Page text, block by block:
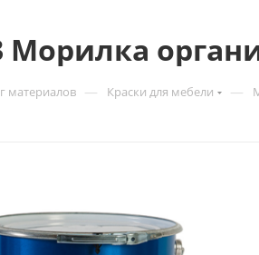
Морилка
материалов — Краски для мебели —